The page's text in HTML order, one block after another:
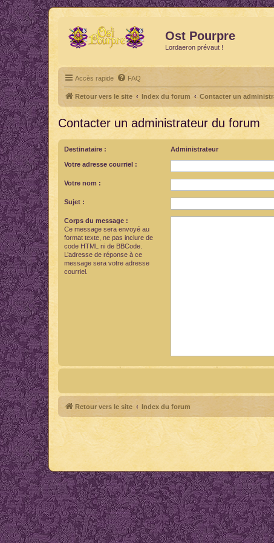
Ost Pourpre
Lordaeron prévaut !
Accès rapide FAQ
Retour vers le site Index du forum Contacter un
Contacter un administrateur du forum
Destinataire : Administrateur
Votre adresse courriel :
Votre nom :
Sujet :
Corps du message :
Ce message sera envoyé au
format texte, ne pas inclure de
code HTML ni de BBCode.
L’adresse de réponse à ce
message sera votre adresse
courriel.
Retour vers le site Index du forum